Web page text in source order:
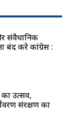
संवैधानिक
बंद करे कांग्रेस :
उत्सव,
संरक्षण का